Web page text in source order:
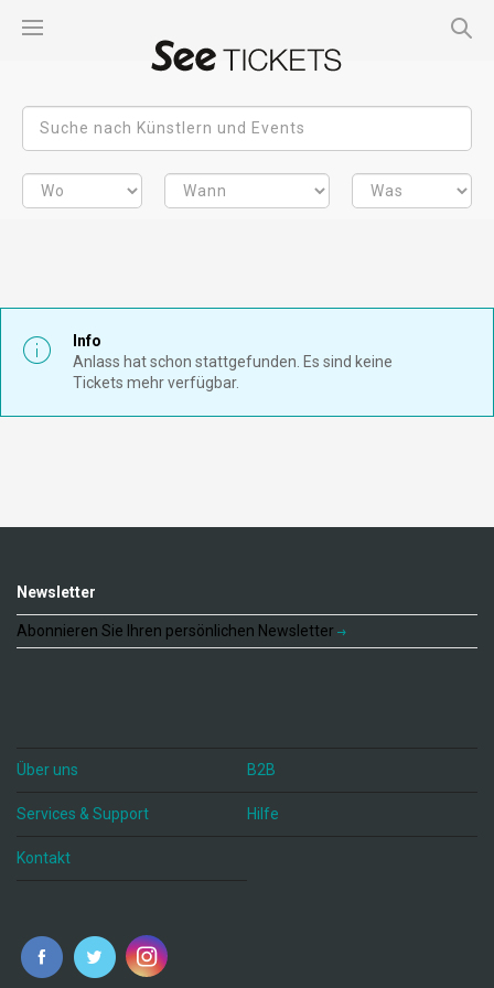
Info
Anlass hat schon stattgefunden. Es sind keine
Tickets mehr verfügbar.
Newsletter
Abonnieren Sie Ihren persönlichen Newsletter
Über uns B2B
Services & Support Hilfe
Kontakt